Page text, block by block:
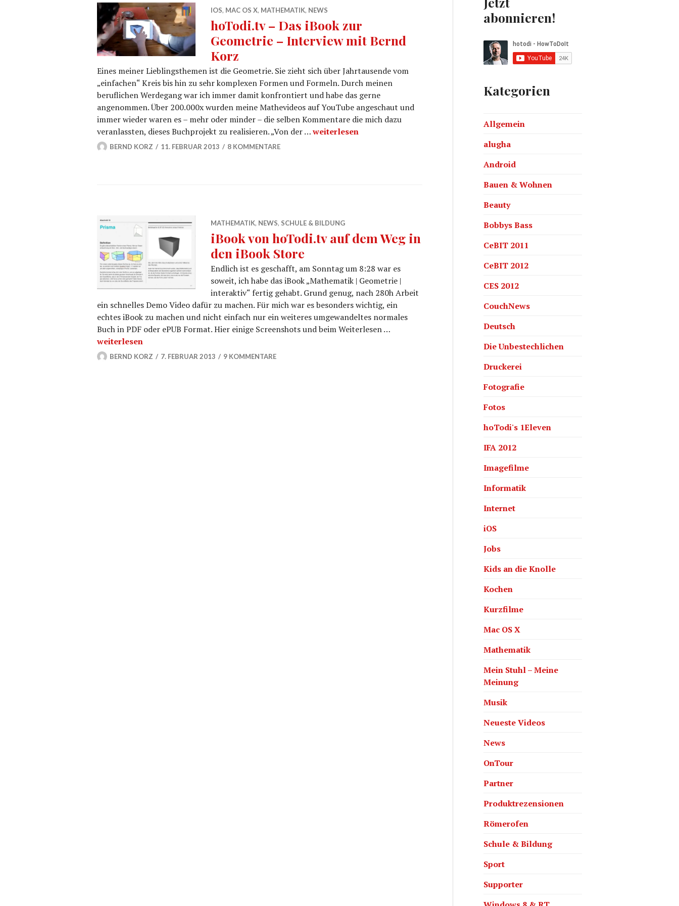
IOS, MAC OS X, MATHEMATIK, NEWS
hoTodi.tv – Das iBook zur
Geometrie – Interview mit Bernd
Korz
Eines meiner Lieblingsthemen ist die Geometrie. Sie zieht sich über Jahrtausende vom
„einfachen“ Kreis bis hin zu sehr komplexen Formen und Formeln. Durch meinen
beruflichen Werdegang war ich immer damit konfrontiert und habe das gerne
angenommen. Über 200.000x wurden meine Mathevideos auf YouTube angeschaut und
immer wieder waren es – mehr oder minder – die selben Kommentare die mich dazu
veranlassten, dieses Buchprojekt zu realisieren. „Von der …hoTodi.tv – Das iBook zur Geometrie – Interview mit Bernd Korz
weiterlesen
BERND KORZ 11. FEBRUAR 2013 8 KOMMENTARE
MATHEMATIK, NEWS, SCHULE & BILDUNG
iBook von hoTodi.tv auf dem Weg in
den iBook Store
Endlich ist es geschafft, am Sonntag um 8:28 war es
soweit, ich habe das iBook „Mathematik | Geometrie |
interaktiv“ fertig gehabt. Grund genug, nach 280h Arbeit
ein schnelles Demo Video dafür zu machen. Für mich war es besonders wichtig, ein
echtes iBook zu machen und nicht einfach nur ein weiteres umgewandeltes normales
Buch in PDF oder ePUB Format. Hier einige Screenshots und beim Weiterlesen …
iBook von hoTodi.tv auf dem Weg in den iBook Store
weiterlesen
BERND KORZ 7. FEBRUAR 2013 9 KOMMENTARE
abonnieren!
Kategorien
Allgemein
alugha
Android
Bauen & Wohnen
Beauty
Bobbys Bass
CeBIT 2011
CeBIT 2012
CES 2012
CouchNews
Deutsch
Die Unbestechlichen
Druckerei
Fotografie
Fotos
hoTodi's 1Eleven
IFA 2012
Imagefilme
Informatik
Internet
iOS
Jobs
Kids an die Knolle
Kochen
Kurzfilme
Mac OS X
Mathematik
Mein Stuhl – Meine
Meinung
Musik
Neueste Videos
News
OnTour
Partner
Produktrezensionen
Römerofen
Schule & Bildung
Sport
Supporter